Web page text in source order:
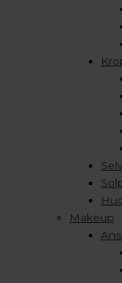
Makeup